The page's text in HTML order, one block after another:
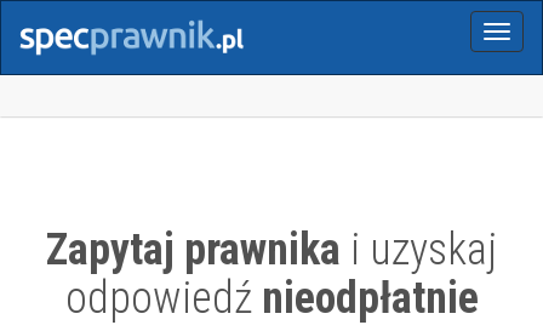
Menu
Zapytaj prawnika i uzyskaj
odpowiedźnieodpłatnie